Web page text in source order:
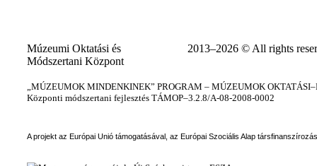
Múzeumi Oktatási és
Módszertani Központ
2013–2026 © All rights
„MÚZEUMOK MINDENKINEK” PROGRAM – MÚZEUMOK
Központi módszertani fejlesztés TÁMOP–3.2.8/A-08-2008-0002
A projekt az Európai Unió támogatásával, az Európai Szociális Alap